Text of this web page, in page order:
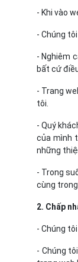
- Khi vào
- Chúng
- Nghiêm
bất cứ
- Trang
tôi.
- Quý
của mình
những
- Trong
cùng
2. Chấp
- Chúng
- Chúng